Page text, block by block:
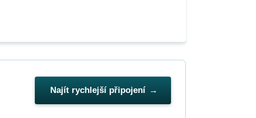
Najít rychlejší připojení